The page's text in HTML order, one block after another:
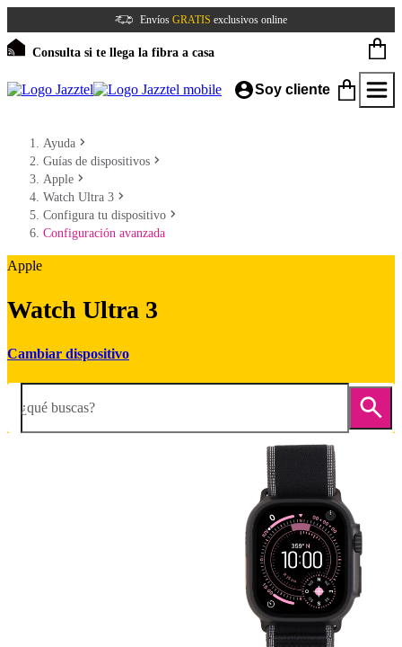
Envíos GRATIS exclusivos online
Consulta si te llega la fibra a casa
Soy cliente
Ayuda
Guías de dispositivos
Apple
Watch Ultra 3
Configura tu dispositivo
Configuración avanzada
Apple
Watch Ultra 3
Cambiar dispositivo
¿qué buscas?